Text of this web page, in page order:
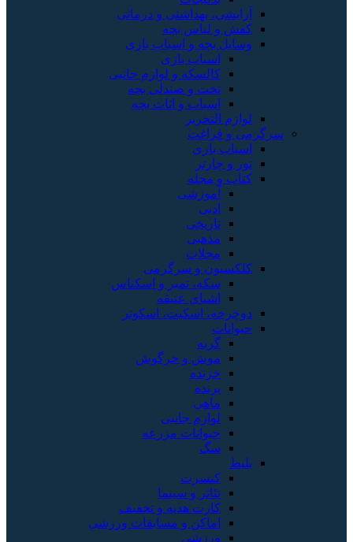
آرایشی، بهداشتی و درمانی
کفش و لباس بچه
وسایل بچه و اسباب بازی
اسباب بازی
کالسکه و لوازم جانبی
تخت و صندلی بچه
اسباب و اثاث بچه
لوازم التحریر
سرگرمی و فراغت
اسباب‌ بازی
تور و چارتر
کتاب و مجله
آموزشی
ادبی
تاریخی
مذهبی
مجلات
کلکسیون و سرگرمی
سکه، تمبر و اسکناس
اشیای عتیقه
دوچرخه، اسکیت، اسکوتر
حیوانات
گربه
موش و خرگوش
خزنده
پرنده
ماهی
لوازم جانبی
حیوانات مزرعه
سگ
بلیط
کنسرت
تئاتر و سینما
کارت هدیه و تخفیف
اماکن و مسابقات ورزشی
ورزشی